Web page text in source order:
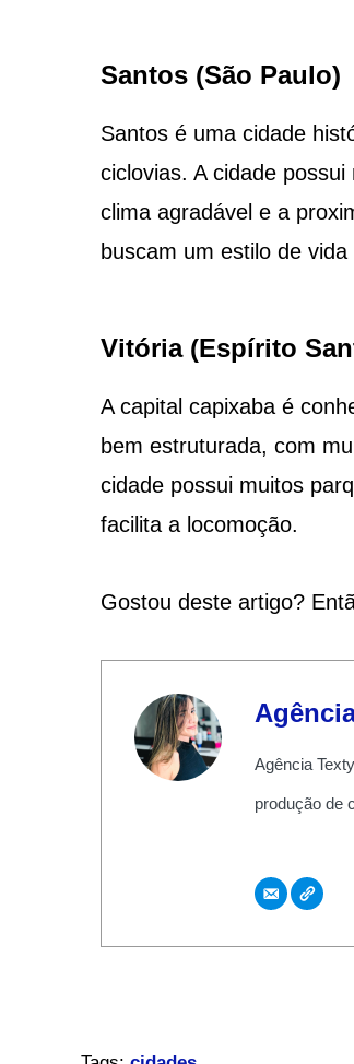
Santos (São Paulo)
Santos é uma cidade
ciclovias. A cidade
clima agradável e a
buscam um estilo de
Vitória (Espírito
A capital capixaba é
bem estruturada, com
cidade possui muitos
facilita a locomoção.
Gostou deste artigo?
Agência
produção de